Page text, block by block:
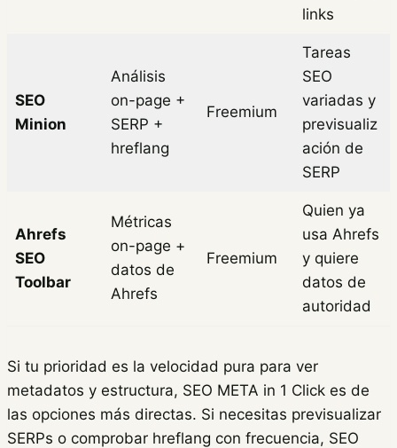
links
SEO
Minion
Análisis
on-page +
SERP +
hreflang
Freemium
Tareas
SEO
variadas y
previsualiz
ación de
SERP
Ahrefs
SEO
Toolbar
Métricas
on-page +
datos de
Ahrefs
Freemium
Quien ya
usa Ahrefs
y quiere
datos de
autoridad
Si tu prioridad es la velocidad pura para ver
metadatos y estructura, SEO META in 1 Click es de
las opciones más directas. Si necesitas previsualizar
SERPs o comprobar hreflang con frecuencia, SEO